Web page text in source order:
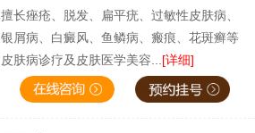
擅长痤疮、脱发、扁平疣、过敏性皮肤病、
银屑病、白癜风、鱼鳞病、瘢痕、花斑癣等
皮肤病诊疗及皮肤医学美容... [详细]